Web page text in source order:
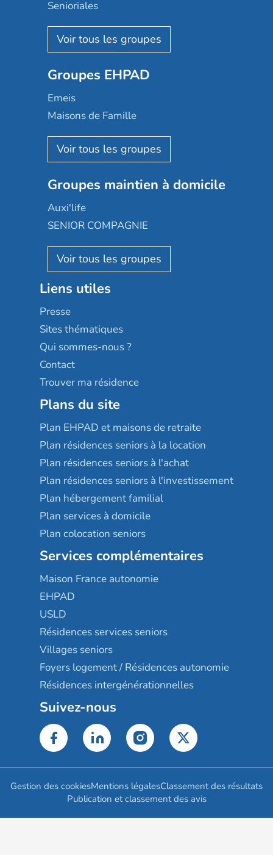
Senioriales
Nohée
Les Résidentiels
Mobicap
Domusvi
Happy Senior
Aquarelia
Nexity edenea
Les jardins d'Arcadie
Occitalia
Appartseniors
Reseda
Stella management
Les villages d'or
Sérénys
Résidences services Villa Médicis
Groupes EHPAD
Emeis
Maisons de Famille
Korian
Emera
Groupe SOS
Le Noble Âge
Almage
Résidalya
Groupe aplus
Groupes maintien à domicile
Auxi'life
SENIOR COMPAGNIE
AGE D'OR Services
Liens utiles
Presse
Sites thématiques
Qui sommes-nous ?
Contact
Trouver ma résidence
Plans du site
Plan EHPAD et maisons de retraite
Plan résidences seniors à la location
Plan résidences seniors à l'achat
Plan résidences seniors à l'investissement
Plan hébergement familial
Plan services à domicile
Plan colocation seniors
Services complémentaires
Maison France autonomie
EHPAD
USLD
Résidences services seniors
Villages seniors
Foyers logement / Résidences autonomie
Résidences intergénérationnelles
Suivez-nous
Gestion des cookiesMentions légalesClassement des résultats
Publication et classement des avis